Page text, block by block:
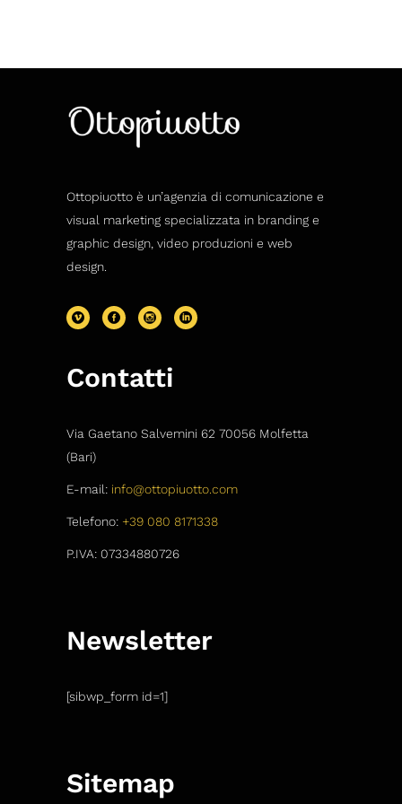
Ottopiuotto è un’agenzia di comunicazione e
visual marketing specializzata in branding e
graphic design, video produzioni e web
design.
Contatti
Via Gaetano Salvemini 62 70056 Molfetta
(Bari)
E-mail: info@ottopiuotto.com
Telefono: +39 080 8171338
P.IVA: 07334880726
Newsletter
[sibwp_form id=1]
Sitemap